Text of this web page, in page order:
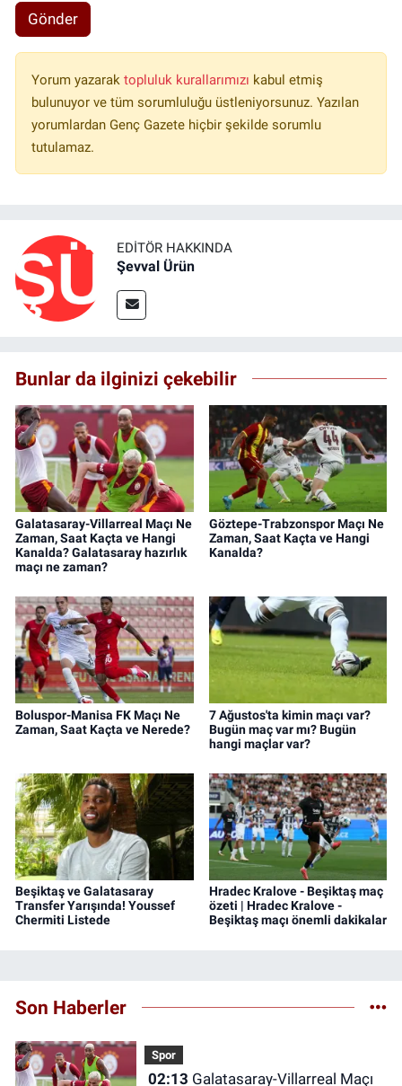
Gönder
Yorum yazarak topluluk kurallarımızı kabul etmiş
bulunuyor ve tüm sorumluluğu üstleniyorsunuz. Yazılan
yorumlardan Genç Gazete hiçbir şekilde sorumlu
tutulamaz.
EDITÖR HAKKINDA
Şevval Ürün
Bunlar da ilginizi çekebilir
Galatasaray-Villarreal Maçı Ne
Zaman, Saat Kaçta ve Hangi
Kanalda? Galatasaray hazırlık
maçı ne zaman?
Göztepe-Trabzonspor Maçı Ne
Zaman, Saat Kaçta ve Hangi
Kanalda?
Boluspor-Manisa FK Maçı Ne
Zaman, Saat Kaçta ve Nerede?
7 Ağustos'ta kimin maçı var?
Bugün maç var mı? Bugün
hangi maçlar var?
Beşiktaş ve Galatasaray
Transfer Yarışında! Youssef
Chermiti Listede
Hradec Kralove - Beşiktaş maç
özeti | Hradec Kralove -
Beşiktaş maçı önemli dakikalar
Son Haberler
Spor
02:13